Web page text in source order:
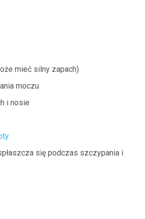
mieć silny zapach)
moczu
i nosie
się podczas szczypania i